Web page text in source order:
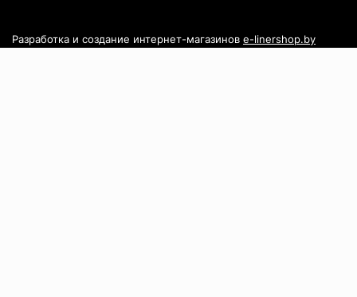
Разработка и создание интернет-магазинов e-linershop.by